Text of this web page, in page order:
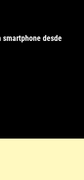
smartphone desde